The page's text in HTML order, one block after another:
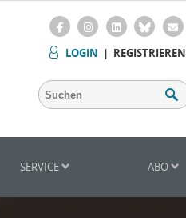
LOGIN | REGISTRIEREN
SERVICE ABO